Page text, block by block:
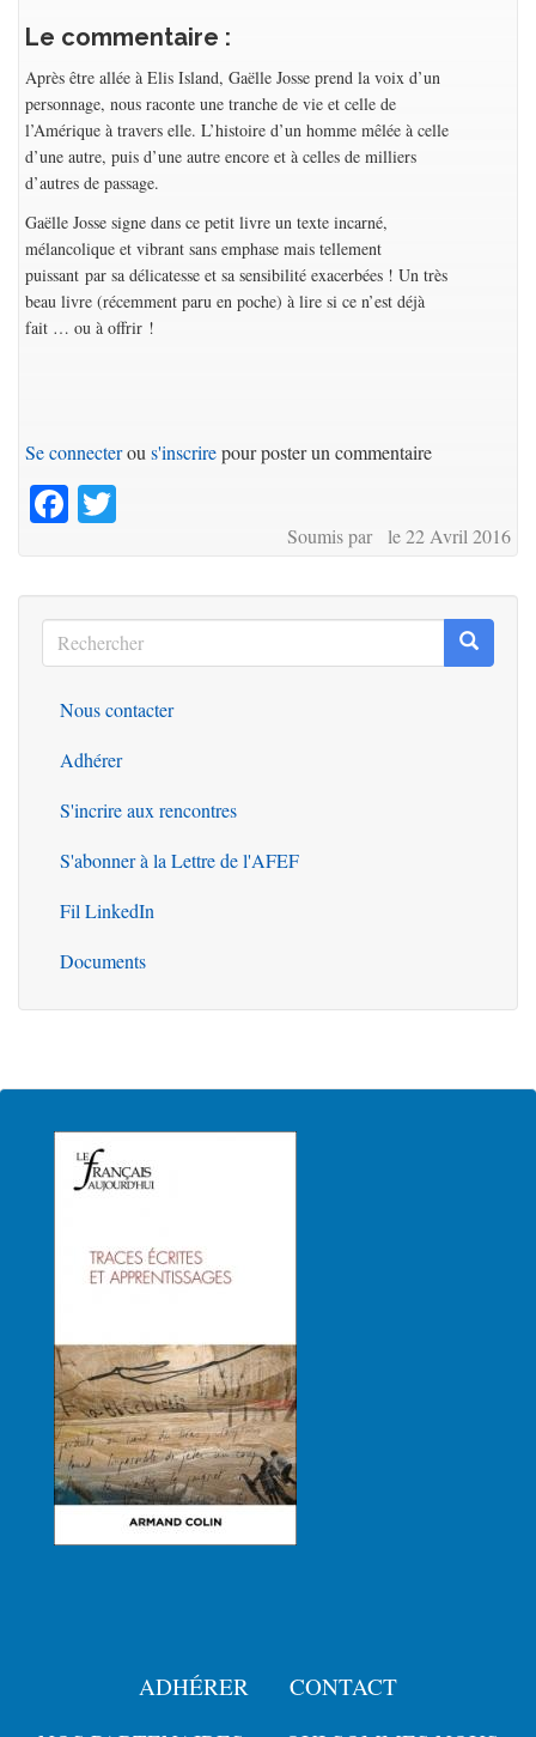
Le commentaire :
Après être allée à Elis Island, Gaëlle Josse prend la voix d’un
personnage, nous raconte une tranche de vie et celle de
l’Amérique à travers elle. L’histoire d’un homme mêlée à celle
d’une autre, puis d’une autre encore et à celles de milliers
d’autres de passage.
Gaëlle Josse signe dans ce petit livre un texte incarné,
mélancolique et vibrant sans emphase mais tellement
puissant par sa délicatesse et sa sensibilité exacerbées ! Un très
beau livre (récemment paru en poche) à lire si ce n’est déjà
fait … ou à offrir !
Se connecterou s'inscrirepour poster un commentaire
Facebook
Soumis par le 22 Avril 2016
Rechercher
Rechercher
Outils
Nous contacter
Adhérer
S'incrire aux rencontres
S'abonner à la Lettre de l'AFEF
Fil LinkedIn
Documents
ADHÉRER
CONTACT